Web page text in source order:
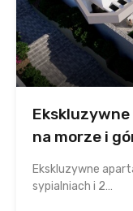
na morze i
Ekskluzywne
sypialniach i 2…